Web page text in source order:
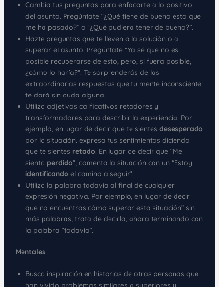
Cambia tus preguntas para enfocarte a lo positivo
del asunto. Pregúntate “¿Qué tiene de bueno esto que
me ha pasado?” o “¿Qué pudiera tener de bueno?”.
Hazte preguntas que te lleven a la solución o a
superar el asunto. Pregúntate “Ya sé que no es
posible recuperarse de esto, pero, si fuera posible,
¿cómo lo haría?”. Te sorprenderás de las
extraordinarias respuestas que tu mente inconsciente
te dará sin duda alguna.
Utiliza adjetivos calificativos retadores y
transformadores para describir la experiencia. Por
ejemplo, en lugar de decir que te sientes desesperado
por la situación, expresa tus sentimientos diciendo
que te sientes retado. En lugar de decir que “Me
siento perdido”, comenta la situación con un “Estoy
identificando el camino a seguir”.
Utiliza la palabra todavía al final de cualquier
expresión negativa. Por ejemplo, en lugar de decir
que no encuentras cómo superar esta situación” sin
más palabras, trata de decirla, ahora terminando con
la palabra “todavía”.
Mentales.
Busca inspiración en historias de otras personas que